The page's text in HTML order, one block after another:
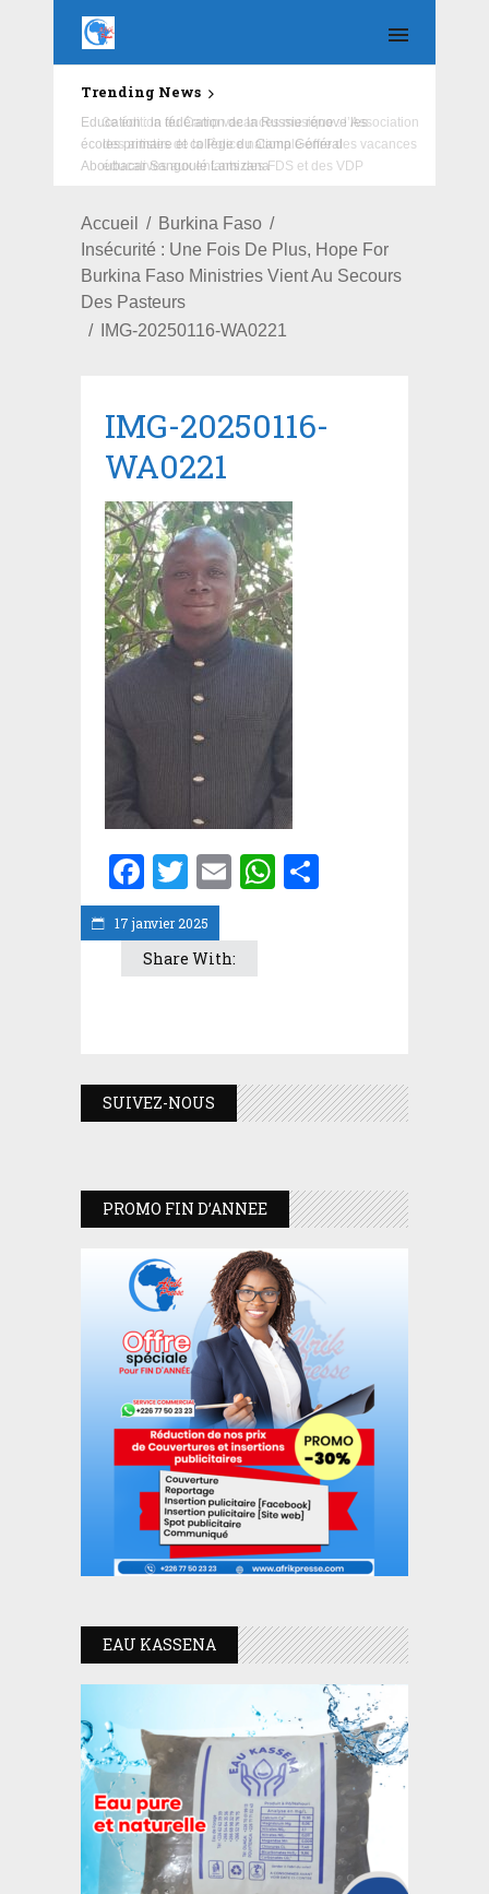
Trending News
Education : la fédération de la Russie rénove les
écoles primaire et collège du Camp Général
Aboubacar Sangoulé Lamizana
Accueil
Burkina Faso
Insécurité : Une Fois De Plus, Hope For
Burkina Faso Ministries Vient Au Secours
Des Pasteurs
IMG-20250116-WA0221
17 janvier 2025
IMG-20250116-
WA0221
Facebook
Twitter
EmailWhatsApp
Share With:
SUIVEZ-NOUS
PROMO FIN D’ANNEE
EAU KASSENA